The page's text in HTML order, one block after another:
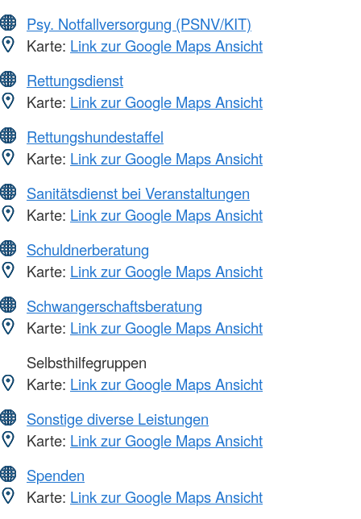
Psy. Notfallversorgung (PSNV/KIT)
Karte: Link zur Google Maps Ansicht
Rettungsdienst
Karte: Link zur Google Maps Ansicht
Rettungshundestaffel
Karte: Link zur Google Maps Ansicht
Sanitätsdienst bei Veranstaltungen
Karte: Link zur Google Maps Ansicht
Schuldnerberatung
Karte: Link zur Google Maps Ansicht
Schwangerschaftsberatung
Karte: Link zur Google Maps Ansicht
Selbsthilfegruppen
Karte: Link zur Google Maps Ansicht
Sonstige diverse Leistungen
Karte: Link zur Google Maps Ansicht
Spenden
Karte: Link zur Google Maps Ansicht